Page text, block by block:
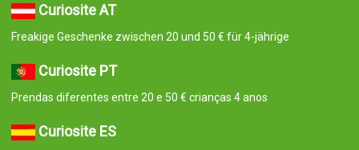
Curiosite AT
Freakige Geschenke zwischen 20 und 50 € für 4-jährige
Curiosite PT
Prendas diferentes entre 20 e 50 € crianças 4 anos
Curiosite ES